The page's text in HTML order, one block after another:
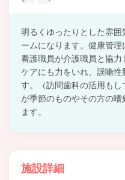
明るくゆったりとした雰
ームになります。健康管
看護職員が介護職員と協
ケアにも力をいれ、誤嚥
す。（訪問歯科の活用も
が季節のものやその方の
ます。
施設詳細